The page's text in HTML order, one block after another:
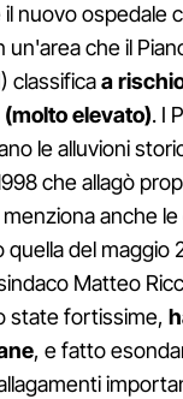
nuovo ospedale
un'area che il
classificaa
(molto elevato). I
le alluvioni
che allagò
anche
del maggio
Matteo
state fortissime,
, e fatto